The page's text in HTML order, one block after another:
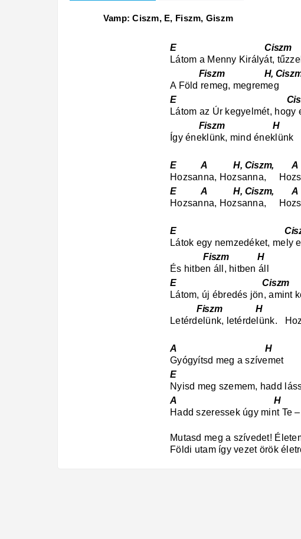
Vamp: Ciszm, E, Fiszm, Giszm
E Ciszm
Látom a Menny Királyát,
Fiszm H,
A Föld remeg, megremeg
E
Látom az Úr kegyelmét, hogy
Fiszm H
Így éneklünk, mind éneklünk
E A H, Ciszm,
Hozsanna, Hozsanna,
E A H,
Hozsanna, Hozsanna,
E
Látok egy nemzedéket, mely
Fiszm H
És hitben áll, hitben áll
E
Látom, új ébredés jön, amint
Fiszm H
Letérdelünk, letérdelünk.
A H
Gyógyítsd meg a szívemet
E
Nyisd meg szemem, hadd
A H
Hadd szeressek úgy mint Te
Mutasd meg a szívedet!
Földi utam így vezet örök